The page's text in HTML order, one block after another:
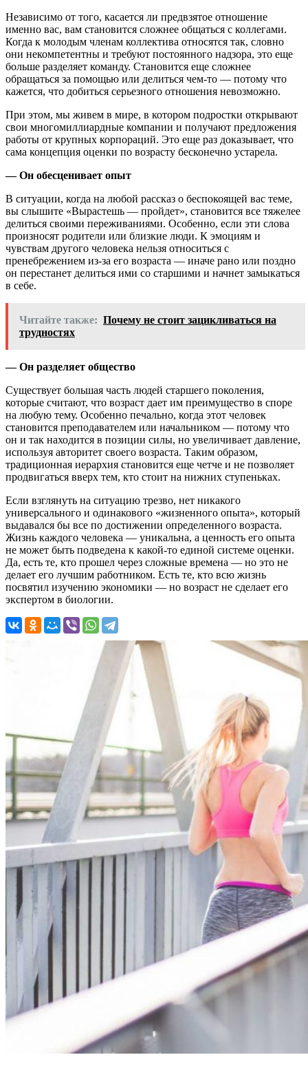
Независимо от того, касается ли предвзятое отношение
именно вас, вам становится сложнее общаться с коллегами.
Когда к молодым членам коллектива относятся так, словно
они некомпетентны и требуют постоянного надзора, это еще
больше разделяет команду. Становится еще сложнее
обращаться за помощью или делиться чем-то — потому что
кажется, что добиться серьезного отношения невозможно.
При этом, мы живем в мире, в котором подростки открывают
свои многомиллиардные компании и получают предложения
работы от крупных корпораций. Это еще раз доказывает, что
сама концепция оценки по возрасту бесконечно устарела.
— Он обесценивает опыт
В ситуации, когда на любой рассказ о беспокоящей вас теме,
вы слышите «Вырастешь — пройдет», становится все тяжелее
делиться своими переживаниями. Особенно, если эти слова
произносят родители или близкие люди. К эмоциям и
чувствам другого человека нельзя относиться с
пренебрежением из-за его возраста — иначе рано или поздно
он перестанет делиться ими со старшими и начнет замыкаться
в себе.
Читайте также: Почему не стоит зацикливаться на
трудностях
— Он разделяет общество
Существует большая часть людей старшего поколения,
которые считают, что возраст дает им преимущество в споре
на любую тему. Особенно печально, когда этот человек
становится преподавателем или начальником — потому что
он и так находится в позиции силы, но увеличивает давление,
используя авторитет своего возраста. Таким образом,
традиционная иерархия становится еще четче и не позволяет
продвигаться вверх тем, кто стоит на нижних ступеньках.
Если взглянуть на ситуацию трезво, нет никакого
универсального и одинакового «жизненного опыта», который
выдавался бы все по достижении определенного возраста.
Жизнь каждого человека — уникальна, а ценность его опыта
не может быть подведена к какой-то единой системе оценки.
Да, есть те, кто прошел через сложные времена — но это не
делает его лучшим работником. Есть те, кто всю жизнь
посвятил изучению экономики — но возраст не сделает его
экспертом в биологии.